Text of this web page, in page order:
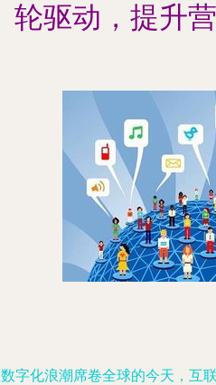
轮驱动，提升
字化浪潮席卷全球的今天，互